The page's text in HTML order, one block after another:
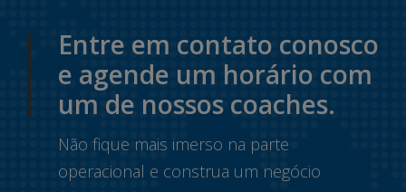
Entre em contato conosco
e agende um horário com
um de nossos coaches.
Não fique mais imerso na parte
operacional e construa um negócio